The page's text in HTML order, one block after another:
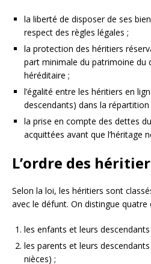
la liberté de disposer de ses
respect des règles légales ;
la protection des héritiers
part minimale du patrimoine du
héréditaire ;
l’égalité entre les héritiers en
descendants) dans la répartition
la prise en compte des dettes
acquittées avant que l’héritage
L’ordre des
Selon la loi, les héritiers sont
avec le défunt. On distingue quatre
les enfants et leurs descendants
les parents et leurs
nièces) ;